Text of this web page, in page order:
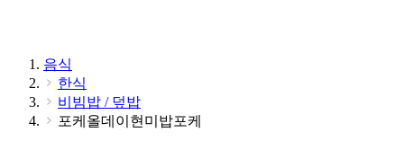
음식
한식
비빔밥 / 덮밥
포케올데이현미밥포케